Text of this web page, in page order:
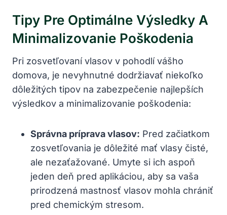
Tipy Pre Optimálne Výsledky A
Minimalizovanie Poškodenia
Pri zosvetľovaní vlasov v pohodlí vášho
domova, je nevyhnutné dodržiavať niekoľko
dôležitých tipov na zabezpečenie najlepších
výsledkov a minimalizovanie poškodenia:
Správna príprava vlasov: Pred začiatkom
zosvetľovania je dôležité mať vlasy čisté,
ale nezaťažované. Umyte si ich aspoň
jeden deň pred aplikáciou, aby sa vaša
prirodzená mastnosť vlasov mohla chrániť
pred chemickým stresom.